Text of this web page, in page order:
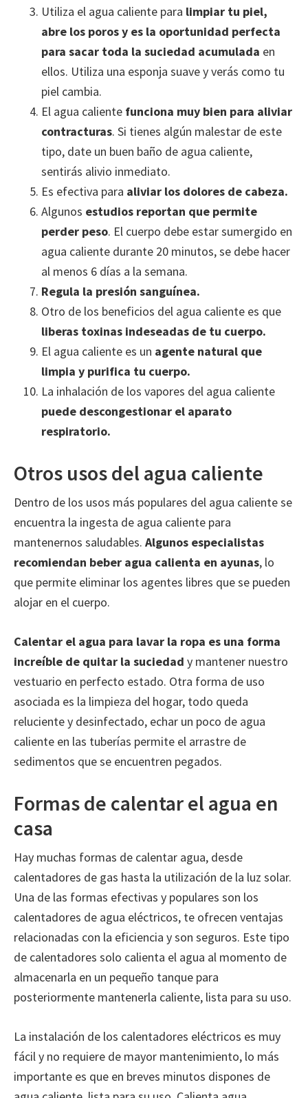
Utiliza el agua caliente para limpiar tu piel,
abre los poros y es la oportunidad perfecta
para sacar toda la suciedad acumulada en
ellos. Utiliza una esponja suave y verás como tu
piel cambia.
El agua caliente funciona muy bien para aliviar
contracturas. Si tienes algún malestar de este
tipo, date un buen baño de agua caliente,
sentirás alivio inmediato.
Es efectiva para aliviar los dolores de cabeza.
Algunos estudios reportan que permite
perder peso. El cuerpo debe estar sumergido en
agua caliente durante 20 minutos, se debe hacer
al menos 6 días a la semana.
Regula la presión sanguínea.
Otro de los beneficios del agua caliente es que
liberas toxinas indeseadas de tu cuerpo.
El agua caliente es un agente natural que
limpia y purifica tu cuerpo.
La inhalación de los vapores del agua caliente
puede descongestionar el aparato
respiratorio.
Otros usos del agua caliente
Dentro de los usos más populares del agua caliente se
encuentra la ingesta de agua caliente para
mantenernos saludables. Algunos especialistas
recomiendan beber agua calienta en ayunas, lo
que permite eliminar los agentes libres que se pueden
alojar en el cuerpo.
Calentar el agua para lavar la ropa es una forma
increíble de quitar la suciedad y mantener nuestro
vestuario en perfecto estado. Otra forma de uso
asociada es la limpieza del hogar, todo queda
reluciente y desinfectado, echar un poco de agua
caliente en las tuberías permite el arrastre de
sedimentos que se encuentren pegados.
Formas de calentar el agua en
casa
Hay muchas formas de calentar agua, desde
calentadores de gas hasta la utilización de la luz solar.
Una de las formas efectivas y populares son los
calentadores de agua eléctricos, te ofrecen ventajas
relacionadas con la eficiencia y son seguros. Este tipo
de calentadores solo calienta el agua al momento de
almacenarla en un pequeño tanque para
posteriormente mantenerla caliente, lista para su uso.
La instalación de los calentadores eléctricos es muy
fácil y no requiere de mayor mantenimiento, lo más
importante es que en breves minutos dispones de